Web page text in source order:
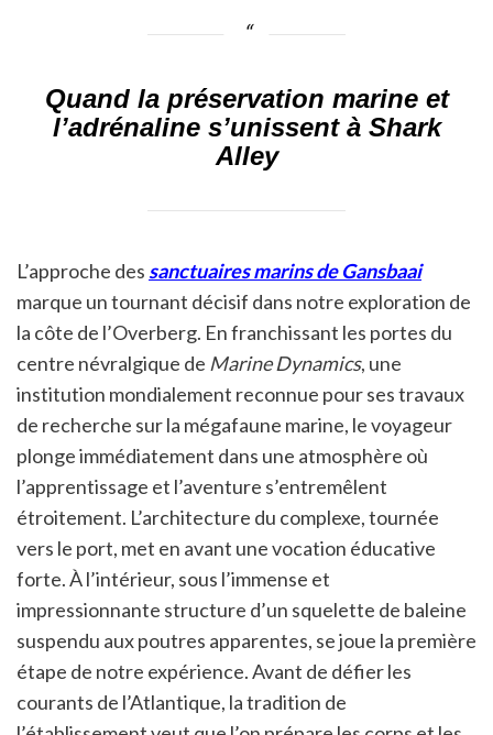
Quand la préservation marine et
l’adrénaline s’unissent à Shark
Alley
L’approche des sanctuaires marins de Gansbaai
marque un tournant décisif dans notre exploration de
la côte de l’Overberg. En franchissant les portes du
centre névralgique de Marine Dynamics, une
institution mondialement reconnue pour ses travaux
de recherche sur la mégafaune marine, le voyageur
plonge immédiatement dans une atmosphère où
l’apprentissage et l’aventure s’entremêlent
étroitement. L’architecture du complexe, tournée
vers le port, met en avant une vocation éducative
forte. À l’intérieur, sous l’immense et
impressionnante structure d’un squelette de baleine
suspendu aux poutres apparentes, se joue la première
étape de notre expérience. Avant de défier les
courants de l’Atlantique, la tradition de